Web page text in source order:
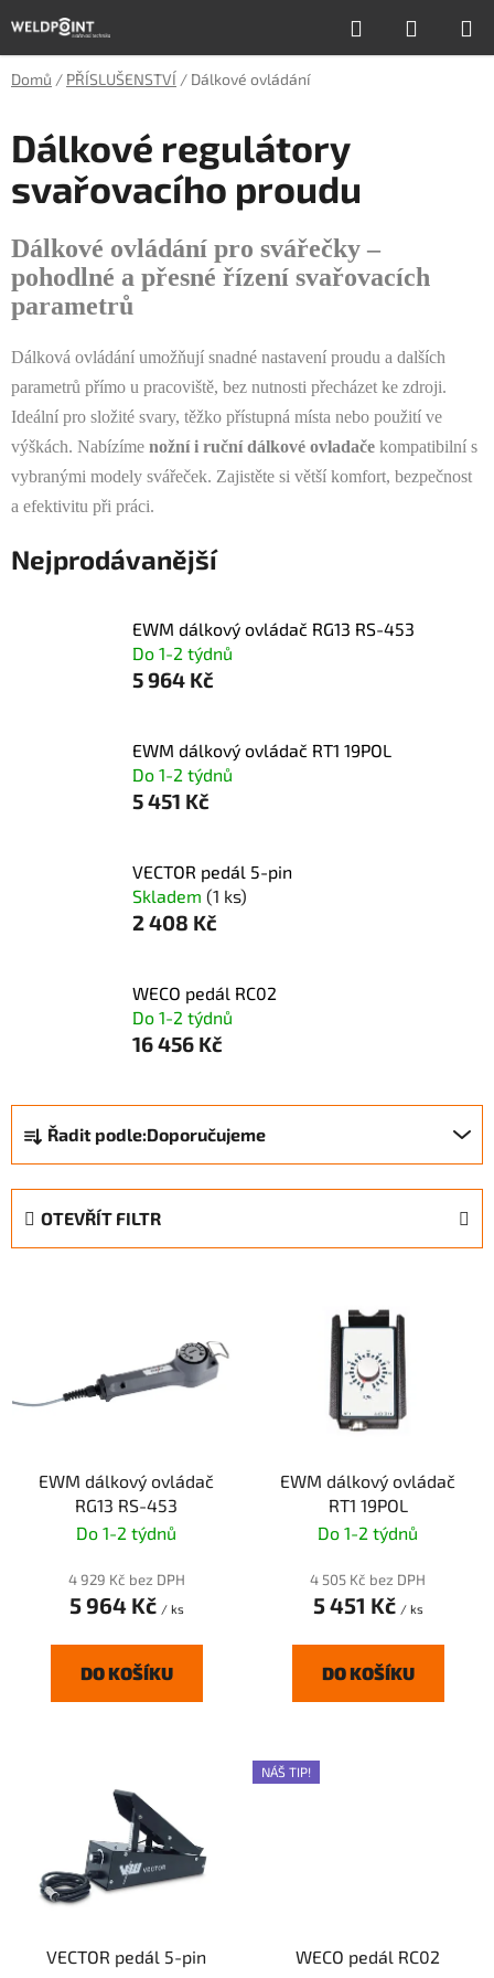
na
obsah
Hledat
KOŠÍK
Domů / PŘÍSLUŠENSTVÍ / Dálkové ovládání
Dálkové regulátory
svařovacího proudu
Dálkové ovládání pro svářečky –
pohodlné a přesné řízení svařovacích
parametrů
Dálková ovládání umožňují snadné nastavení proudu a dalších
parametrů přímo u pracoviště, bez nutnosti přecházet ke zdroji.
Ideální pro složité svary, těžko přístupná místa nebo použití ve
výškách. Nabízíme nožní i ruční dálkové ovladače kompatibilní s
vybranými modely svářeček. Zajistěte si větší komfort, bezpečnost
a efektivitu při práci.
Nejprodávanější
EWM dálkový ovládač RG13 RS-453
Do 1-2 týdnů
5 964 Kč
EWM dálkový ovládač RT1 19POL
Do 1-2 týdnů
5 451 Kč
VECTOR pedál 5-pin
Skladem (1 ks)
2 408 Kč
WECO pedál RC02
Do 1-2 týdnů
16 456 Kč
a
z
u
Řadit podle:Doporučujeme
OTEVŘÍT FILTR
s
EWM dálkový ovládač
RG13 RS-453
Do 1-2 týdnů
4 929 Kč bez DPH
5 964 Kč / ks
DO KOŠÍKU
EWM dálkový ovládač
RT1 19POL
Do 1-2 týdnů
4 505 Kč bez DPH
5 451 Kč / ks
DO KOŠÍKU
VECTOR pedál 5-pin
NÁŠ TIP!
WECO pedál RC02